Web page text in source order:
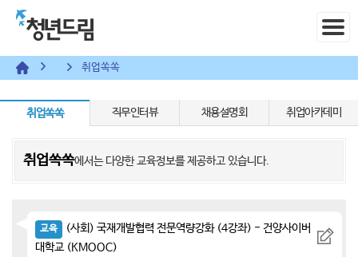
취업쏙쏙
취업쏙쏙 직무인터뷰 채용설명회 취업아카데미
취업쏙쏙에서는 다양한 교육정보를 제공하고 있습니다.
교육
(사회) 국재개발협력 전문역량강화 (4강좌) - 건양사이버
대학교 (KMOOC)